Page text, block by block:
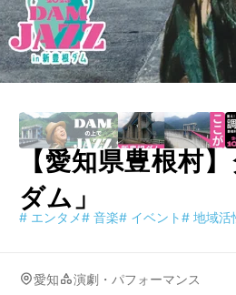
【愛知県豊根村
ダム」
# エンタメ# 音楽# イベント# 地域活
愛知 演劇・パフォーマンス